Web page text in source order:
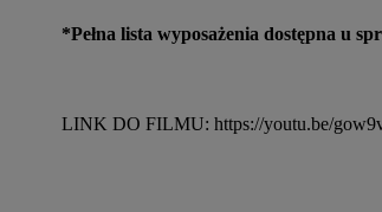
*Pełna lista wyposażenia dostępna u
LINK DO FILMU: https://youtu.be/